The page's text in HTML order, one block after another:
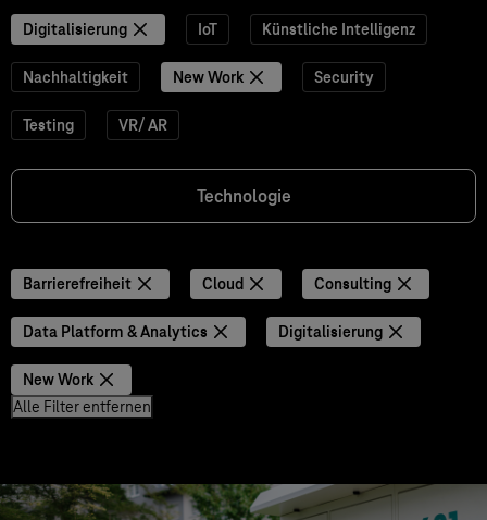
Digitalisierung IoT Künstliche Intelligenz
Nachhaltigkeit New Work Security
Testing VR/ AR
Technologie
Barrierefreiheit Cloud Consulting
Data Platform & Analytics Digitalisierung
New Work
Alle Filter entfernen